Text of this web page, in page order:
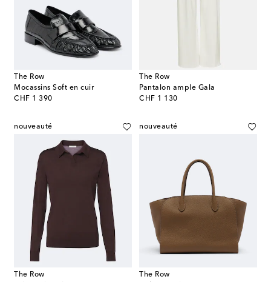
The Row
Mocassins Soft en cuir
CHF 1 390
original price
The Row
Pantalon ample Gala
CHF 1 130
original price
nouveauté
The Row
nouveauté
The Row